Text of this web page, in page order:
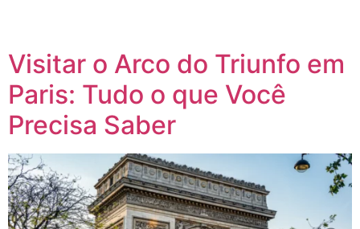
Visitar o Arco do Triunfo em
Paris: Tudo o que Você
Precisa Saber